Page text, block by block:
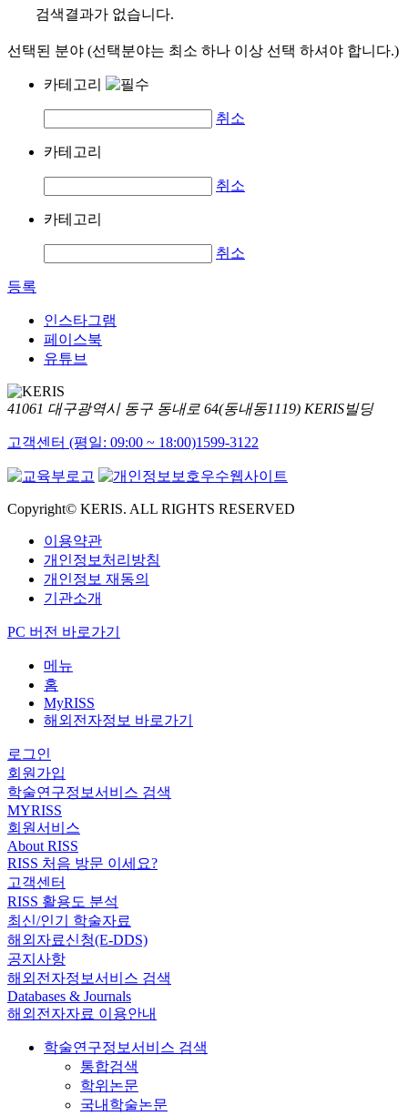
검색결과가 없습니다.
선택된 분야 (선택분야는 최소 하나 이상 선택 하셔야 합니다.)
카테고리
취소
카테고리
취소
카테고리
취소
등록
인스타그램
페이스북
유튜브
41061 대구광역시 동구 동내로 64(동내동1119) KERIS빌딩
고객센터 (평일: 09:00 ~ 18:00)1599-3122
Copyright© KERIS. ALL RIGHTS RESERVED
이용약관
개인정보처리방침
개인정보 재동의
기관소개
PC 버전 바로가기
메뉴
홈
MyRISS
해외전자정보 바로가기
로그인
회원가입
학술연구정보서비스 검색
MYRISS
회원서비스
About RISS
RISS 처음 방문 이세요?
고객센터
RISS 활용도 분석
최신/인기 학술자료
해외자료신청(E-DDS)
공지사항
해외전자정보서비스 검색
Databases & Journals
해외전자자료 이용안내
학술연구정보서비스 검색
통합검색
학위논문
국내학술논문